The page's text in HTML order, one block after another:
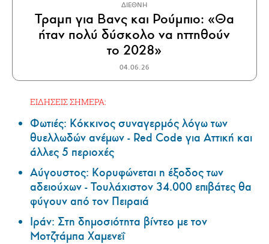
ΔΙΕΘΝΗ
Τραμπ για Βανς και Ρούμπιο: «Θα
ήταν πολύ δύσκολο να ηττηθούν
το 2028»
04.06.26
ΕΙΔΗΣΕΙΣ ΣΗΜΕΡΑ:
Φωτιές: Κόκκινος συναγερμός λόγω των
θυελλωδών ανέμων - Red Code για Αττική και
άλλες 5 περιοχές
Αύγουστος: Κορυφώνεται η έξοδος των
αδειούχων - Τουλάχιστον 34.000 επιβάτες θα
φύγουν από τον Πειραιά
Ιράν: Στη δημοσιότητα βίντεο με τον
Μοτζτάμπα Χαμενεΐ